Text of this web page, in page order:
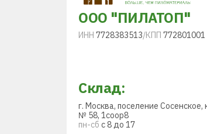
ООО "ПИЛАТОП"
ИНН 7728383513/КПП 772801001
Склад:
г. Москва, поселение Сосенское,
№ 58, 1соор8
пн-сб с 8 до 17